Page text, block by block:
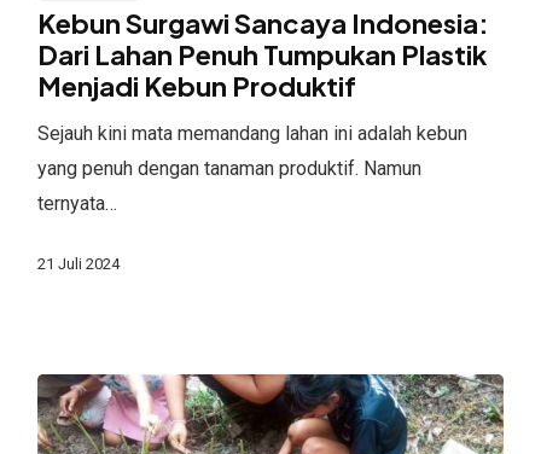
Sancaya
Indonesia:
Dari
Menjadi
Kebun Surgawi Sancaya Indonesia:
Dari Lahan Penuh Tumpukan Plastik
Menjadi Kebun Produktif
Sejauh kini mata memandang lahan ini adalah kebun
yang penuh dengan tanaman produktif. Namun
ternyata…
21 Juli 2024